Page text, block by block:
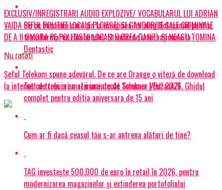
EXCLUSIV/INREGISTRARI AUDIO EXPLOZIVE/ VOCABULARUL LUI ADRIAN
VAIDA SEFUL POLITIEI LOCALE PLOIESTI SI GANDURILE SALE CRIMINALE
DE A II OMORA PE POLITISTII LOCALI FLOREA DANIEL SI NEAGU TOMINA
Nu ratati
Șeful Telekom spune adevărul. De ce are Orange o viteză de download
la internet de trei ori mai mare decât Telekom | BuzauAZI
De ce buzoienii care țin la imaginea lor aleg Botoșaniul pentru
transformarea zâmbetului: Standarde internaționale la
Dentastic
Tot ce trebuie sa stii inainte de Summer Well 2026. Ghidul
complet pentru editia aniversara de 15 ani
Cum ar fi dacă ceasul tău s-ar antrena alături de tine?
TAG investește 500.000 de euro în retail în 2026, pentru
modernizarea magazinelor și extinderea portofoliului